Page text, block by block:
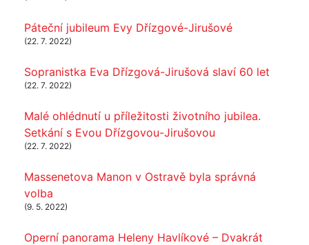
Páteční jubileum Evy Dřízgové-Jirušové
(22. 7. 2022)
Sopranistka Eva Dřízgová-Jirušová slaví 60 let
(22. 7. 2022)
Malé ohlédnutí u příležitosti životního jubilea.
Setkání s Evou Dřízgovou-Jirušovou
(22. 7. 2022)
Massenetova Manon v Ostravě byla správná
volba
(9. 5. 2022)
Operní panorama Heleny Havlíkové – Dvakrát